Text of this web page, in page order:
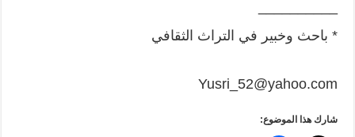
* باحث وخبير في التراث الثقافي
Yusri_52@yahoo.com
شارك هذا الموضوع: